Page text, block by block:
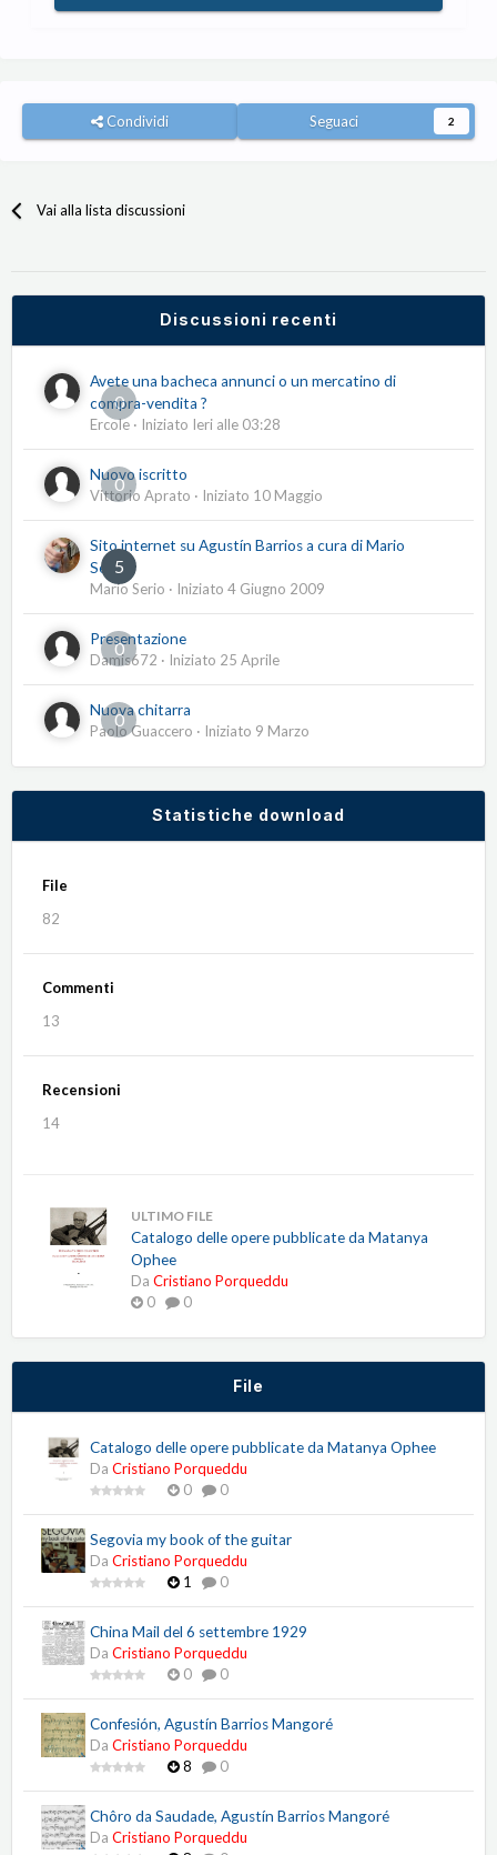
Condividi Seguaci 2
Vai alla lista discussioni
Discussioni recenti
0
Avete una bacheca annunci o un mercatino di
compra-vendita ?
Ercole · Iniziato Ieri alle 03:28
0
Nuovo iscritto
Vittorio Aprato · Iniziato 10 Maggio
5
Sito internet su Agustín Barrios a cura di Mario
Serio
Mario Serio · Iniziato 4 Giugno 2009
0
Presentazione
Damis672 · Iniziato 25 Aprile
0
Nuova chitarra
Paolo Guaccero · Iniziato 9 Marzo
Statistiche download
File
82
Commenti
13
Recensioni
14
ULTIMO FILE
Catalogo delle opere pubblicate da Matanya
Ophee
Da Cristiano Porqueddu
0
0
File
Catalogo delle opere pubblicate da Matanya Ophee
Da Cristiano Porqueddu
0
0
Segovia my book of the guitar
Da Cristiano Porqueddu
1
0
China Mail del 6 settembre 1929
Da Cristiano Porqueddu
0
0
Confesión, Agustín Barrios Mangoré
Da Cristiano Porqueddu
8
0
Chôro da Saudade, Agustín Barrios Mangoré
Da Cristiano Porqueddu